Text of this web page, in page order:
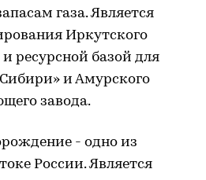
газа. Является
Иркутского
ресурсной базой для
и Амурского
завода.
- одно из
России. Является